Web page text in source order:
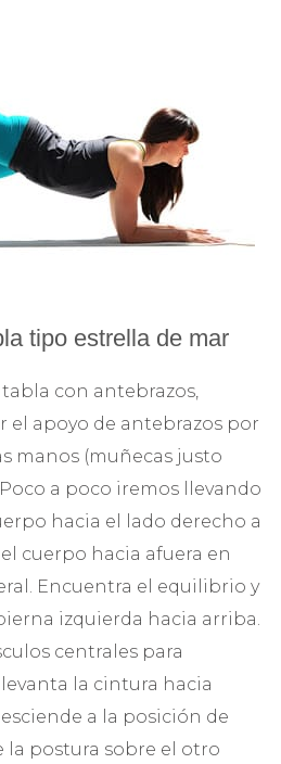
tipo estrella de mar
con antebrazos,
el apoyo de antebrazos por
manos (muñecas justo
a poco iremos llevando
hacia el lado derecho a
cuerpo hacia afuera en
Encuentra el equilibrio y
izquierda hacia arriba.
centrales para
la cintura hacia
a la posición de
la postura sobre el otro